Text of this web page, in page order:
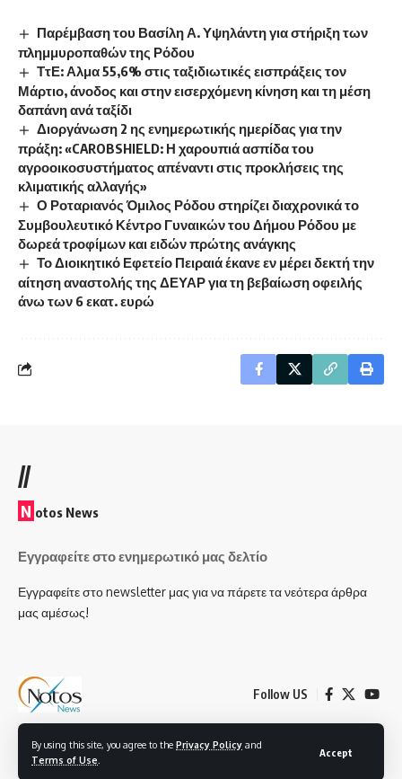
By using this site, you agree to the Privacy Policy and
Terms of Use
Accept
Παρέμβαση του Βασίλη Α. Υψηλάντη για στήριξη των
πλημμυροπαθών της Ρόδου
ΤτΕ: Αλμα 55,6% στις ταξιδιωτικές εισπράξεις τον
Μάρτιο, άνοδος και στην εισερχόμενη κίνηση και τη μέση
δαπάνη ανά ταξίδι
Διοργάνωση 2 ης ενημερωτικής ημερίδας για την
πράξη: «CAROBSHIELD: Η χαρουπιά ασπίδα του
αγροοικοσυστήματος απέναντι στις προκλήσεις της
κλιματικής αλλαγής»
Ο Ροταριανός Όμιλος Ρόδου στηρίζει διαχρονικά το
Συμβουλευτικό Κέντρο Γυναικών του Δήμου Ρόδου με
δωρεά τροφίμων και ειδών πρώτης ανάγκης
Το Διοικητικό Εφετείο Πειραιά έκανε εν μέρει δεκτή την
αίτηση αναστολής της ΔΕΥΑΡ για τη βεβαίωση οφειλής
άνω των 6 εκατ. ευρώ
//
N otos News
Εγγραφείτε στο ενημερωτικό μας δελτίο
Εγγραφείτε στο newsletter μας για να πάρετε τα νεότερα άρθρα
μας αμέσως!
Follow US
© 2025, Notos News All Rights Reserved - Created by Smartech Plus IT &